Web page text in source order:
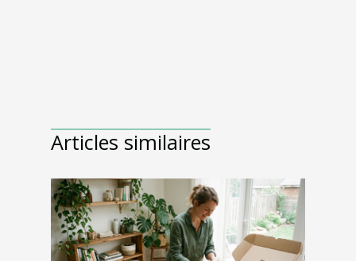
Articles similaires